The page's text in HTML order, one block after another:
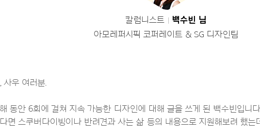
칼럼니스트
백수빈 님
아모레퍼시픽 코퍼레이트 & SG 디자인팀
사우 여러분.
동안 6회에 걸쳐 지속 가능한 디자인에 대해 글을 쓰게 된 백수빈입니
면 스쿠버다이빙이나 반려견과 사는 삶 등의 내용으로 지원해보려 했는